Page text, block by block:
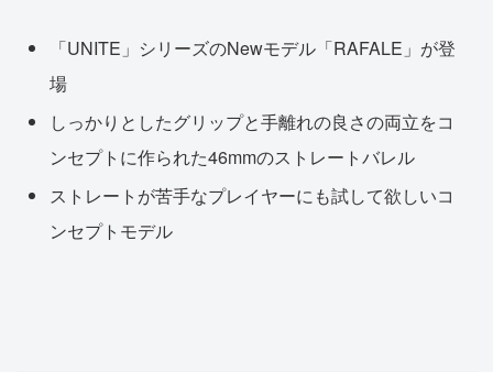
「UNITE」シリーズのNewモデル「RAFALE」が登
場
しっかりとしたグリップと手離れの良さの両立をコ
ンセプトに作られた46mmのストレートバレル
ストレートが苦手なプレイヤーにも試して欲しいコ
ンセプトモデル